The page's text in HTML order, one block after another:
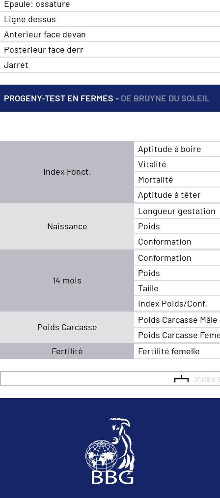
Epaule: ossature
Ligne dessus
Anterieur face devan
Posterieur face derr
Jarret
PROGENY-TEST EN FERMES - DE BRUYNE DU SOLEIL
Index Fonct.
Aptitude à boire
Vitalité
Mortalité
Aptitude à têter
Naissance
Longueur gestation
Poids
Conformation
14 mois
Conformation
Poids
Taille
Index Poids/Conf.
Poids Carcasse
Poids Carcasse Mâle
Poids Carcasse
Fertilité
Fertilité femelle
Index